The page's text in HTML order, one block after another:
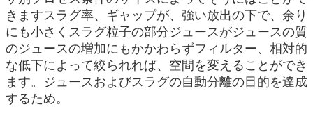
きますスラグ率、ギャップが、強い放出の下で、余り
にも小さくスラグ粒子の部分ジュースがジュースの質
のジュースの増加にもかかわらずフィルター、相対的
な低下によって絞られれば、空間を変えることができ
ます。ジュースおよびスラグの自動分離の目的を達成
するため。